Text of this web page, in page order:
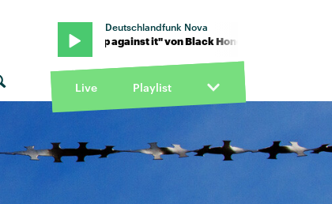
Deutschlandfunk Nova
· "Up against it" von Black Honey · "Up against it" von
Live Playlist